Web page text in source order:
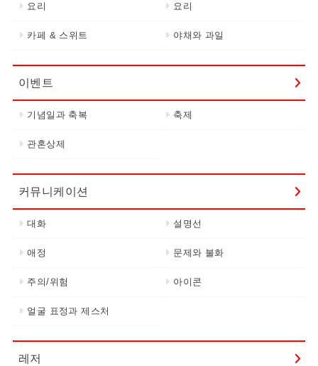
요리 요리
카페 & 스위트 야채와 과일
이벤트
기념일과 축복 축제
관혼상제
커뮤니케이션
대화 설명선
애정 문제와 불화
주의/위험 아이콘
얼굴 표정과 제스처
레저